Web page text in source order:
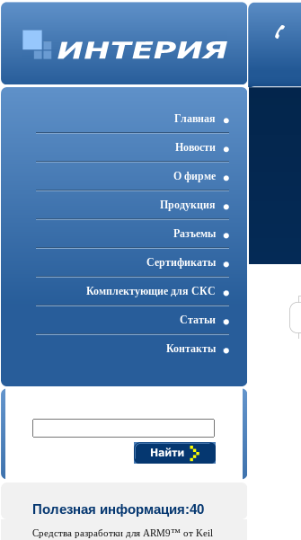
Главная
Новости
О фирме
Продукция
Разъемы
Cертификаты
Комплектующие для СКС
Статьи
Контакты
Полезная информация:40
Средства разработки для ARM9™ от Keil